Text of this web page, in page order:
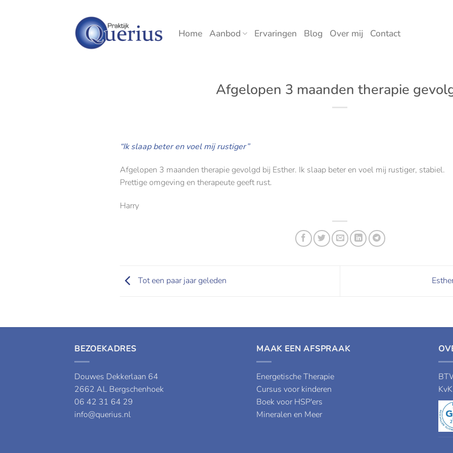
Home Aanbod Ervaringen Blog Over mij Contact
Afgelopen 3 maanden therapie
“Ik slaap beter en voel mij rustiger”
Afgelopen 3 maanden therapie gevolgd bij Esther. Ik slaap beter en voel mij rustiger, stabiel.
Prettige omgeving en therapeute geeft rust.
Harry
Tot een paar jaar geleden
BEZOEKADRES
Douwes Dekkerlaan 64
2662 AL Bergschenhoek
06 42 31 64 29
info@querius.nl
MAAK EEN AFSPRAAK
Energetische Therapie
Cursus voor kinderen
Boek voor HSP'ers
Mineralen en Meer